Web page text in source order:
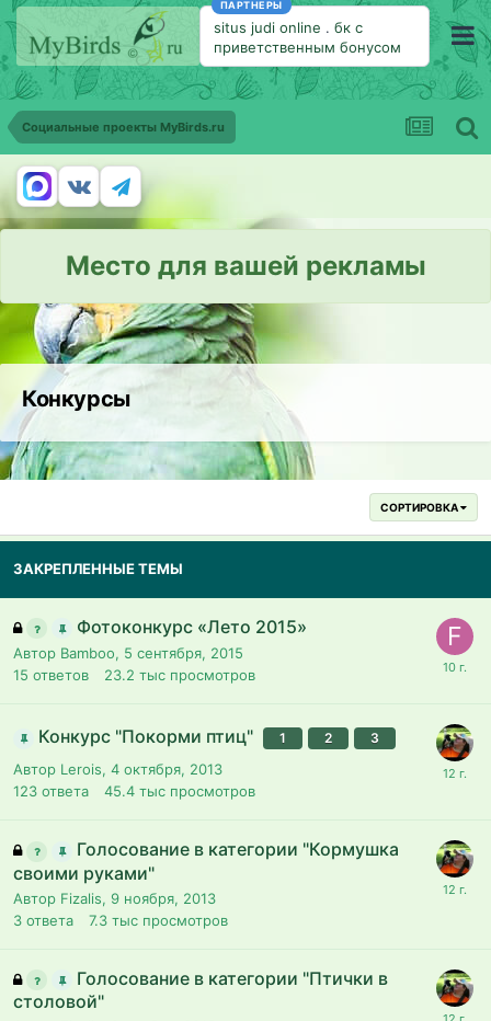
ПАРТНЕРЫ
situs judi online . бк с
приветственным бонусом
Социальные проекты MyBirds.ru
Место для вашей рекламы
Конкурсы
СОРТИРОВКА
ЗАКРЕПЛЕННЫЕ ТЕМЫ
Фотоконкурс «Лето 2015»
Автор Bamboo, 5 сентября, 2015
15 ответов 23.2 тыс просмотров
Конкурс "Покорми птиц" 1 2 3
Автор Lerois, 4 октября, 2013
123 ответа 45.4 тыс просмотров
Голосование в категории "Кормушка
своими руками"
Автор Fizalis, 9 ноября, 2013
3 ответа 7.3 тыс просмотров
Голосование в категории "Птички в
столовой"